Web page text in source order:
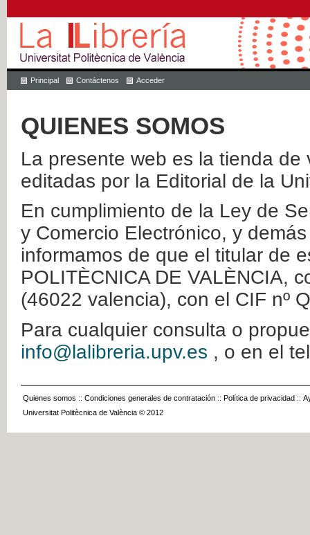
Principal Contáctenos Acceder
QUIENES SOMOS
La presente web es la tienda
editadas por la Editorial de la
En cumplimiento de la Ley de
y Comercio Electrónico, y
informamos de que el titular de
POLITÈCNICA DE VALÈNCIA,
(46022 valencia), con el CIF nº
Para cualquier consulta o
info@lalibreria.upv.es , o en el
Quienes somos :: Condiciones generales de contratación :: Política de privacidad ::
Universitat Politècnica de València © 2012